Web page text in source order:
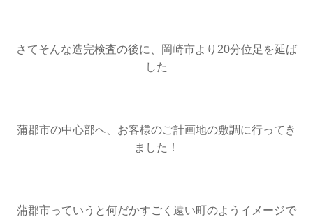
さてそんな造完検査の後に、岡崎市より20分位足を延ば
した
蒲郡市の中心部へ、お客様のご計画地の敷調に行ってき
ました！
蒲郡市っていうと何だかすごく遠い町のようイメージで